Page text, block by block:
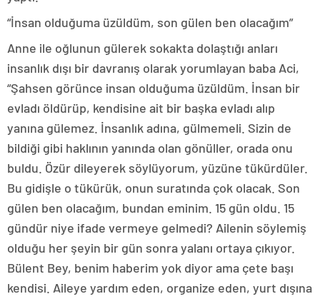
“İnsan olduğuma üzüldüm, son gülen ben olacağım”
Anne ile oğlunun gülerek sokakta dolaştığı anları
insanlık dışı bir davranış olarak yorumlayan baba Aci,
“Şahsen görünce insan olduğuma üzüldüm. İnsan bir
evladı öldürüp, kendisine ait bir başka evladı alıp
yanına gülemez. İnsanlık adına, gülmemeli. Sizin de
bildiği gibi haklının yanında olan gönüller, orada onu
buldu. Özür dileyerek söylüyorum, yüzüne tükürdüler.
Bu gidişle o tükürük, onun suratında çok olacak. Son
gülen ben olacağım, bundan eminim. 15 gün oldu. 15
gündür niye ifade vermeye gelmedi? Ailenin söylemiş
olduğu her şeyin bir gün sonra yalanı ortaya çıkıyor.
Bülent Bey, benim haberim yok diyor ama çete başı
kendisi. Aileye yardım eden, organize eden, yurt dışına